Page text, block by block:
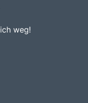
weg!